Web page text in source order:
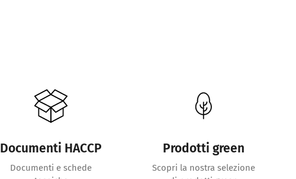
Documenti HACCP
Documenti e schede
Prodotti green
Scopri la nostra selezione